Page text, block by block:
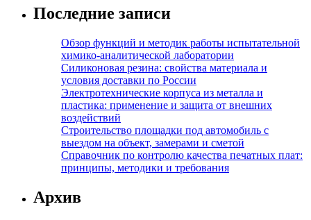
Последние записи
Обзор функций и методик работы испытательной
химико-аналитической лаборатории
Силиконовая резина: свойства материала и
условия доставки по России
Электротехнические корпуса из металла и
пластика: применение и защита от внешних
воздействий
Строительство площадки под автомобиль с
выездом на объект, замерами и сметой
Справочник по контролю качества печатных плат:
принципы, методики и требования
Архив